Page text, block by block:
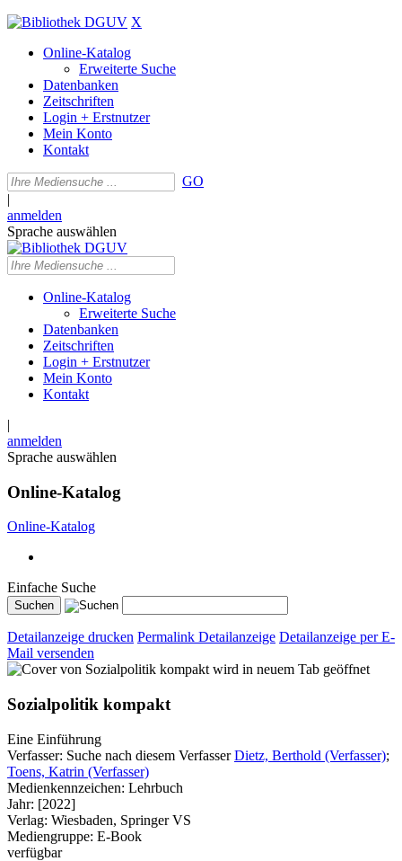
X
Online-Katalog
Erweiterte Suche
Datenbanken
Zeitschriften
Login + Erstnutzer
Mein Konto
Kontakt
GO
|
anmelden
Sprache auswählen
Online-Katalog
Erweiterte Suche
Datenbanken
Zeitschriften
Login + Erstnutzer
Mein Konto
Kontakt
|
anmelden
Sprache auswählen
Online-Katalog
Online-Katalog
Einfache Suche
Detailanzeige drucken Permalink Detailanzeige Detailanzeige per E-
Mail versenden
wird in neuem Tab geöffnet
Sozialpolitik kompakt
Eine Einführung
Verfasser: Suche nach diesem Verfasser Dietz, Berthold (Verfasser);
Toens, Katrin (Verfasser)
Medienkennzeichen: Lehrbuch
Jahr: [2022]
Verlag: Wiesbaden, Springer VS
Mediengruppe: E-Book
verfügbar